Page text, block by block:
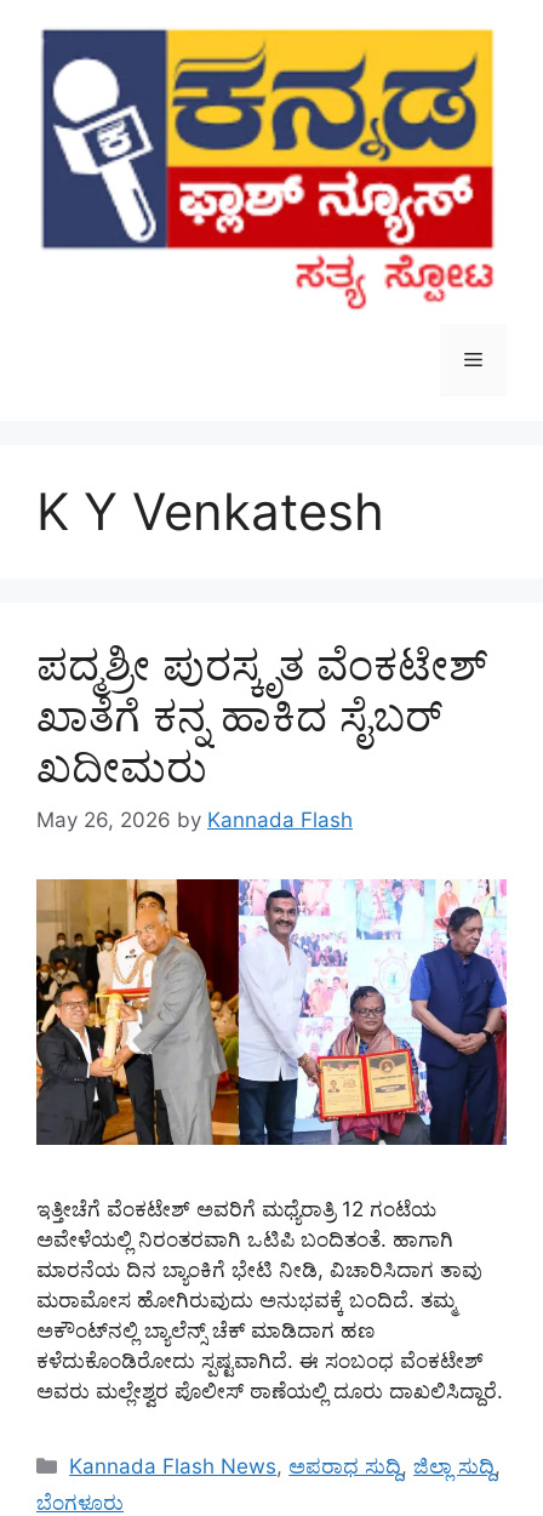
content
Menu
K Y Venkatesh
ಪದ್ಮಶ್ರೀ ಪುರಸ್ಕೃತ ವೆಂಕಟೇಶ್
ಖಾತೆಗೆ ಕನ್ನ ಹಾಕಿದ ಸೈಬರ್
ಖದೀಮರು
May 26, 2026 by Kannada Flash
ಇತ್ತೀಚೆಗೆ ವೆಂಕಟೇಶ್ ಅವರಿಗೆ ಮಧ್ಯೆರಾತ್ರಿ 12 ಗಂಟೆಯ
ಅವೇಳೆಯಲ್ಲಿ ನಿರಂತರವಾಗಿ ಒಟಿಪಿ ಬಂದಿತಂತೆ. ಹಾಗಾಗಿ
ಮಾರನೆಯ ದಿನ ಬ್ಯಾಂಕಿಗೆ ಭೇಟಿ ನೀಡಿ, ವಿಚಾರಿಸಿದಾಗ ತಾವು
ಮರಾಮೋಸ ಹೋಗಿರುವುದು ಅನುಭವಕ್ಕೆ ಬಂದಿದೆ. ತಮ್ಮ
ಅಕೌಂಟ್‌ನಲ್ಲಿ ಬ್ಯಾಲೆನ್ಸ್‌ ಚೆಕ್ ಮಾಡಿದಾಗ ಹಣ
ಕಳೆದುಕೊಂಡಿರೋದು ಸ್ಪಷ್ಟವಾಗಿದೆ. ಈ ಸಂಬಂಧ ವೆಂಕಟೇಶ್
ಅವರು ಮಲ್ಲೇಶ್ವರ ಪೊಲೀಸ್ ಠಾಣೆಯಲ್ಲಿ ದೂರು ದಾಖಲಿಸಿದ್ದಾರೆ.
Categories
Kannada Flash News, ಅಪರಾಧ ಸುದ್ದಿ,ಜಿಲ್ಲಾ ಸುದ್ದಿ,
ಬೆಂಗಳೂರು